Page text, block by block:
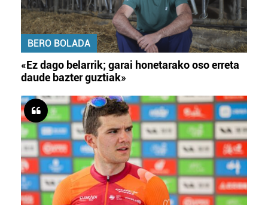
BERO BOLADA
«Ez dago belarrik; garai honetarako oso erreta
daude bazter guztiak»